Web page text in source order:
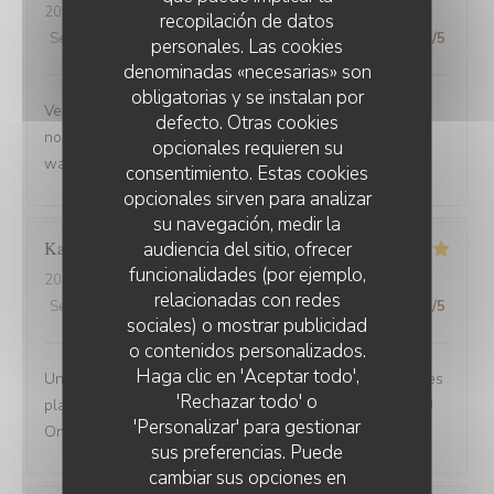
recopilación de datos
personales. Las cookies
denominadas «necesarias» son
obligatorias y se instalan por
defecto. Otras cookies
opcionales requieren su
consentimiento. Estas cookies
opcionales sirven para analizar
su navegación, medir la
audiencia del sitio, ofrecer
funcionalidades (por ejemplo,
relacionadas con redes
sociales) o mostrar publicidad
o contenidos personalizados.
Haga clic en 'Aceptar todo',
'Rechazar todo' o
'Personalizar' para gestionar
sus preferencias. Puede
cambiar sus opciones en
2025-09-02
- 12:30 - Invitados 3
Servicio
Ambiente: 5 /5 Menú: 5/5 Calidad / Precio /5
Venue avec des amis de Belfort.super bien accueillis,
nous avons beaucoup apprécié la carbonade et le
waterzoi de poissons Nous reviendrons
Karine
2025-08-30
- 21:15 - Invitados 4
Servicio
Ambiente: 5/5 Menú:5 /5 Calidad / Precio /5
Une adresse a absolument découvrir ! Une ambiance,des
plats tous délicieux,un personnel attentionné et réactif !!
On reviendra....